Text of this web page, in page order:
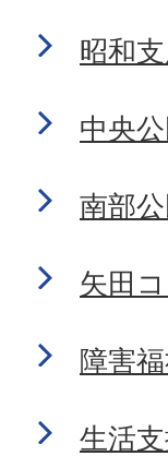
昭和
中央
南部
矢田
障害
生活